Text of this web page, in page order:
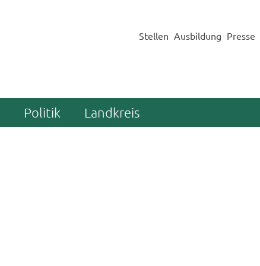
Stellen Ausbildung Presse
Politik Landkreis